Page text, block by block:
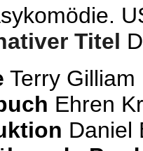
Titel
Terry Gilliam
Ehren
Daniel